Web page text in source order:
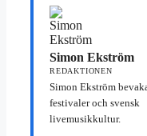
Simon Ekström
REDAKTIONEN
Simon Ekström
festivaler och svensk
livemusikkultur.